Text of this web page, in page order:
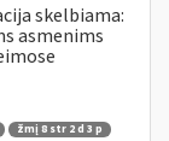
skelbiama:
asmenims
žmį 8 str 2 d 3 p